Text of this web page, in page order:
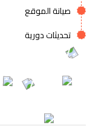
صيانة الموقع
تحديثات دورية